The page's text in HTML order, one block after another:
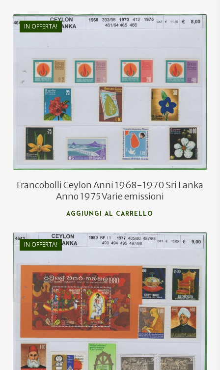
IN OFFERTA!
€ 11,50
€7,50
Francobolli Ceylon Anni 1968-1970 Sri Lanka
Anno 1975 Varie emissioni
AGGIUNGI AL CARRELLO
IN OFFERTA!
€13,00
€8,00